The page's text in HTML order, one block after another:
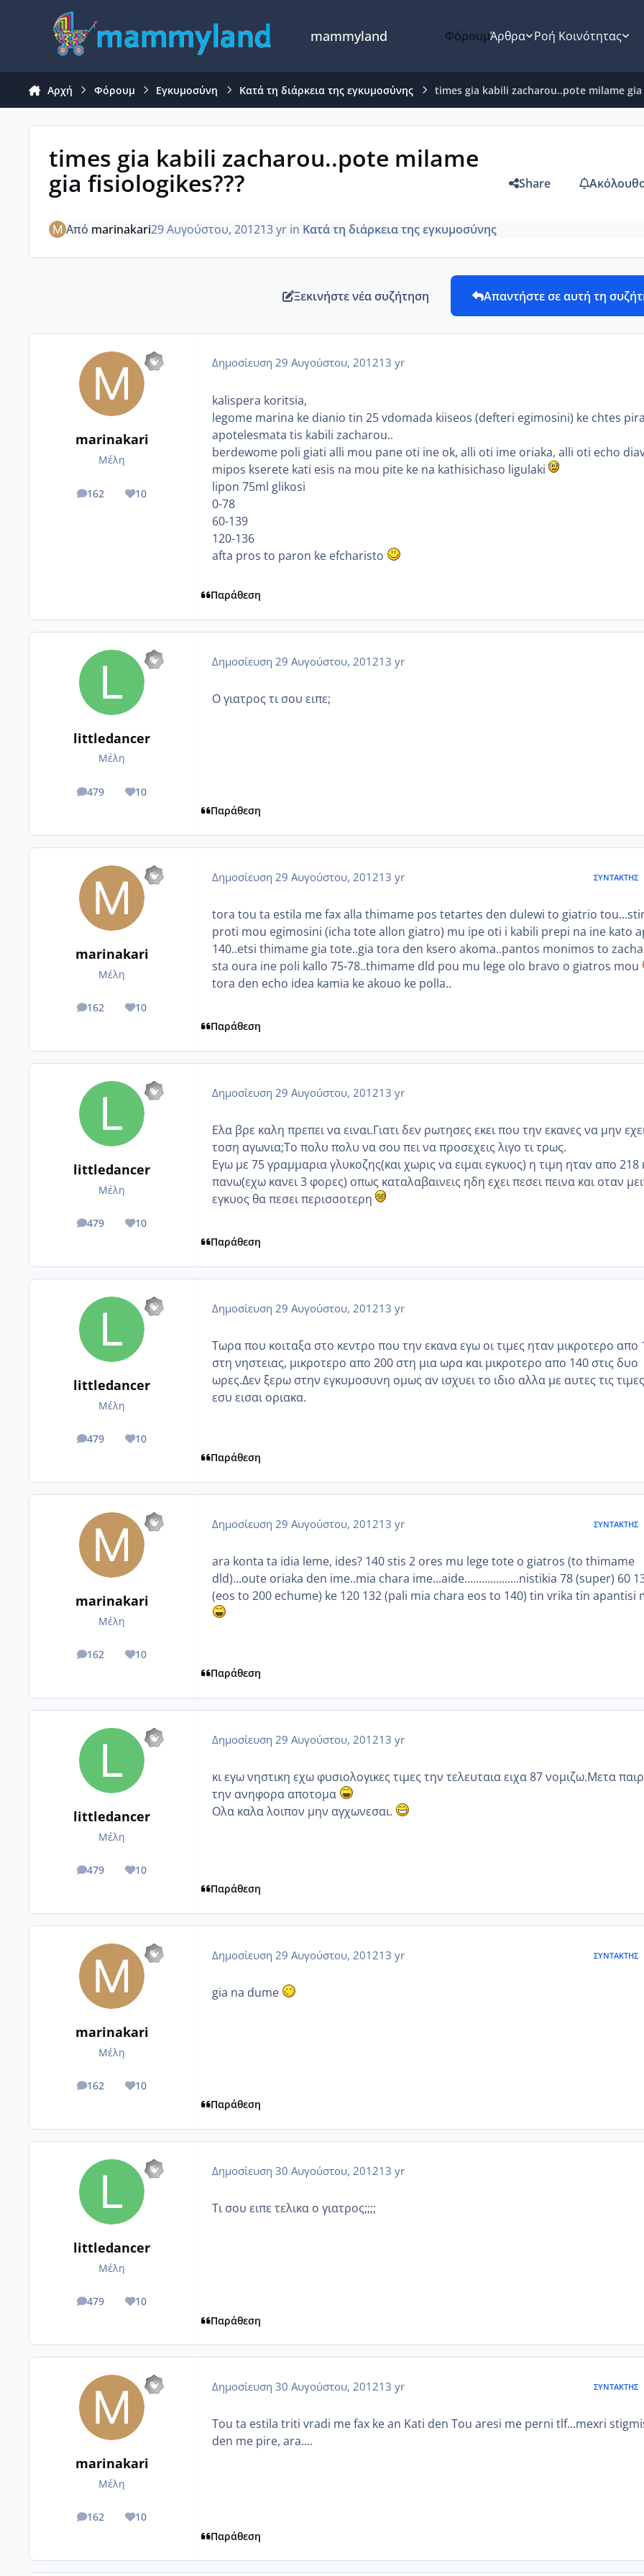
Μετάβαση σε περιεχόμενο
mammyland ΦόρουμΆρθρα Ροή Κοινότητας
Αρχή Φόρουμ Εγκυμοσύνη Κατά τη διάρκεια της εγκυμοσύνης times gia kabili zacharou..pote milame gia
times gia kabili zacharou..pote milame
gia fisiologikes???
Share
Από marinakari29 Αυγούστου, 201213 yr in Κατά τη διάρκεια της εγκυμοσύνης
Ξεκινήστε νέα συζήτηση Απαντήστε σε αυτή τη
marinakari
Μέλη
162
posts 10
Reputation
Δημοσίευση 29 Αυγούστου, 201213 yr
kalispera koritsia,
legome marina ke dianio tin 25 vdomada kiiseos (defteri egimosini) ke chtes
apotelesmata tis kabili zacharou..
berdewome poli giati alli mou pane oti ine ok, alli oti ime oriaka, alli oti echo
mipos kserete kati esis na mou pite ke na kathisichaso ligulaki
lipon 75ml glikosi
0-78
60-139
120-136
afta pros to paron ke efcharisto
Παράθεση
littledancer
Μέλη
479
posts 10
Reputation
Δημοσίευση 29 Αυγούστου, 201213 yr
Ο γιατρος τι σου ειπε;
Παράθεση
marinakari
Μέλη
162
posts 10
Reputation
Δημοσίευση 29 Αυγούστου, 201213 yr ΣΥΝΤΆΚΤΗΣ
tora tou ta estila me fax alla thimame pos tetartes den dulewi to giatrio
proti mou egimosini (icha tote allon giatro) mu ipe oti i kabili prepi na ine kato
140..etsi thimame gia tote..gia tora den ksero akoma..pantos monimos to
sta oura ine poli kallo 75-78..thimame dld pou mu lege olo bravo o giatros mou
tora den echo idea kamia ke akouo ke polla..
Παράθεση
littledancer
Μέλη
479
posts 10
Reputation
Δημοσίευση 29 Αυγούστου, 201213 yr
Ελα βρε καλη πρεπει να ειναι.Γιατι δεν ρωτησες εκει που την εκανες να μην
τοση αγωνια;Το πολυ πολυ να σου πει να προσεχεις λιγο τι τρως.
Εγω με 75 γραμμαρια γλυκοζης(και χωρις να ειμαι εγκυος) η τιμη ηταν απο 218
πανω(εχω κανει 3 φορες) οπως καταλαβαινεις ηδη εχει πεσει πεινα και οταν
εγκυος θα πεσει περισσοτερη
Παράθεση
littledancer
Μέλη
479
posts 10
Reputation
Δημοσίευση 29 Αυγούστου, 201213 yr
Τωρα που κοιταξα στο κεντρο που την εκανα εγω οι τιμες ηταν μικροτερο απο
στη νηστειας, μικροτερο απο 200 στη μια ωρα και μικροτερο απο 140 στις δυο
ωρες.Δεν ξερω στην εγκυμοσυνη ομως αν ισχυει το ιδιο αλλα με αυτες τις τιμες
εσυ εισαι οριακα.
Παράθεση
marinakari
Μέλη
162
posts 10
Reputation
Δημοσίευση 29 Αυγούστου, 201213 yr ΣΥΝΤΆΚΤΗΣ
ara konta ta idia leme, ides? 140 stis 2 ores mu lege tote o giatros (to thimame
dld)...oute oriaka den ime..mia chara ime...aide...................nistikia 78 (super) 60
(eos to 200 echume) ke 120 132 (pali mia chara eos to 140) tin vrika tin apantisi
Παράθεση
littledancer
Μέλη
479
posts 10
Reputation
Δημοσίευση 29 Αυγούστου, 201213 yr
κι εγω νηστικη εχω φυσιολογικες τιμες την τελευταια ειχα 87 νομιζω.Μετα
την ανηφορα αποτομα
Ολα καλα λοιπον μην αγχωνεσαι.
Παράθεση
marinakari
Μέλη
162
posts 10
Reputation
Δημοσίευση 29 Αυγούστου, 201213 yr ΣΥΝΤΆΚΤΗΣ
gia na dume
Παράθεση
littledancer
Μέλη
479
posts 10
Reputation
Δημοσίευση 30 Αυγούστου, 201213 yr
Τι σου ειπε τελικα ο γιατρος;;;;
Παράθεση
marinakari
Μέλη
162
posts 10
Reputation
Δημοσίευση 30 Αυγούστου, 201213 yr ΣΥΝΤΆΚΤΗΣ
Tou ta estila triti vradi me fax ke an Kati den Tou aresi me perni tlf...mexri
den me pire, ara....
Παράθεση